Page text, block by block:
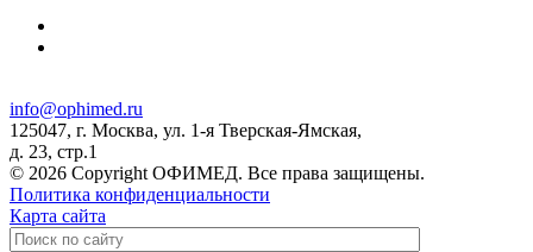
info@ophimed.ru
125047, г. Москва, ул. 1-я Тверская-Ямская,
д. 23, стр.1
© 2026 Copyright ОФИМЕД. Все права защищены.
Политика конфиденциальности
Карта сайта